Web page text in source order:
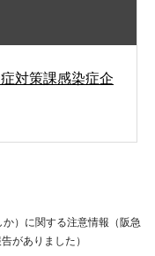
対策課感染症企
か）に関する注意情報（阪急
がありました）